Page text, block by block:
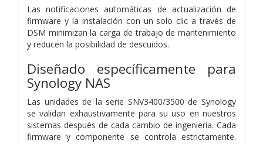
Las notificaciones automáticas de actualización de
firmware y la instalación con un solo clic a través de
DSM minimizan la carga de trabajo de mantenimiento
y reducen la posibilidad de descuidos.
Diseñado específicamente para
Synology NAS
Las unidades de la serie SNV3400/3500 de Synology
se validan exhaustivamente para su uso en nuestros
sistemas después de cada cambio de ingeniería. Cada
firmware y componente se controla estrictamente.